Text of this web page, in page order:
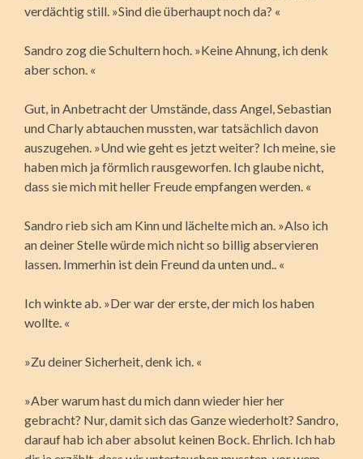
verdächtig still. »Sind die überhaupt noch da? «
Sandro zog die Schultern hoch. »Keine Ahnung, ich denk
aber schon. «
Gut, in Anbetracht der Umstände, dass Angel, Sebastian
und Charly abtauchen mussten, war tatsächlich davon
auszugehen. »Und wie geht es jetzt weiter? Ich meine, sie
haben mich ja förmlich rausgeworfen. Ich glaube nicht,
dass sie mich mit heller Freude empfangen werden. «
Sandro rieb sich am Kinn und lächelte mich an. »Also ich
an deiner Stelle würde mich nicht so billig abservieren
lassen. Immerhin ist dein Freund da unten und.. «
Ich winkte ab. »Der war der erste, der mich los haben
wollte. «
»Zu deiner Sicherheit, denk ich. «
»Aber warum hast du mich dann wieder hier her
gebracht? Nur, damit sich das Ganze wiederholt? Sandro,
darauf hab ich aber absolut keinen Bock. Ehrlich. Ich hab